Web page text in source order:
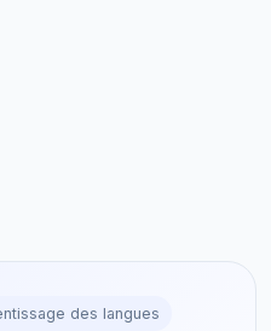
des langues